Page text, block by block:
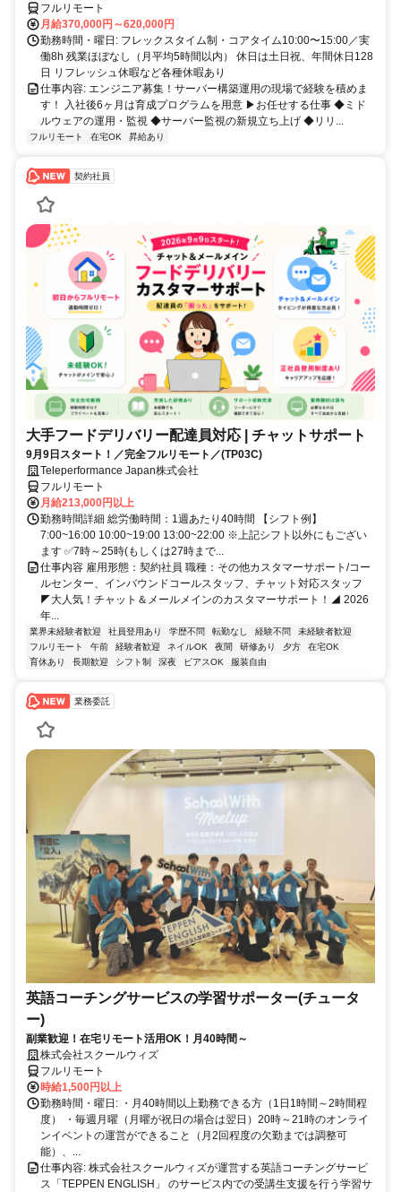
フルリモート
月給370,000円～620,000円
勤務時間・曜日: フレックスタイム制・コアタイム10:00〜15:00／実
働8h 残業ほぼなし（月平均5時間以内） 休日は土日祝、年間休日128
日 リフレッシュ休暇など各種休暇あり
仕事内容: エンジニア募集！サーバー構築運用の現場で経験を積めま
す！ 入社後6ヶ月は育成プログラムを用意 ▶お任せする仕事 ◆ミド
ルウェアの運用・監視 ◆サーバー監視の新規立ち上げ ◆リリ...
フルリモート 在宅OK 昇給あり
契約社員
大手フードデリバリー配達員対応 | チャットサポート
9月9日スタート！／完全フルリモート／(TP03C)
Teleperformance Japan株式会社
フルリモート
月給213,000円以上
勤務時間詳細 総労働時間：1週あたり40時間 【シフト例】
7:00~16:00 10:00~19:00 13:00~22:00 ※上記シフト以外にもござい
ます ✅7時～25時(もしくは27時まで...
仕事内容 雇用形態：契約社員 職種：その他カスタマーサポート/コー
ルセンター、インバウンドコールスタッフ、チャット対応スタッフ
◤大人気！チャット＆メールメインのカスタマーサポート！◢ 2026
年...
業界未経験者歓迎 社員登用あり 学歴不問 転勤なし 経験不問
未経験者歓迎
フルリモート
午前 経験者歓迎 ネイルOK 夜間 研修あり 夕方
在宅OK
育休あり
長期歓迎 シフト制 深夜 ピアスOK 服装自由
業務委託
英語コーチングサービスの学習サポーター(チュータ
ー)
副業歓迎！在宅リモート活用OK！月40時間～
株式会社スクールウィズ
フルリモート
時給1,500円以上
勤務時間・曜日: ・月40時間以上勤務できる方（1日1時間～2時間程
度） ・毎週月曜（月曜が祝日の場合は翌日）20時～21時のオンライ
ンイベントの運営ができること（月2回程度の欠勤までは調整可
能）、...
仕事内容: 株式会社スクールウィズが運営する英語コーチングサービ
ス「TEPPEN ENGLISH」 のサービス内での受講生支援を行う学習サ